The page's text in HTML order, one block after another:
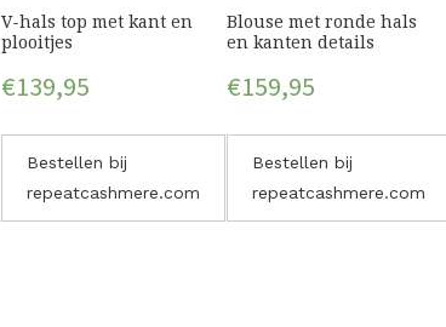
V-hals top met kant en
plooitjes
€139,95
Bestellen bij
repeatcashmere.com
Blouse met ronde hals
en kanten details
€159,95
Bestellen bij
repeatcashmere.com